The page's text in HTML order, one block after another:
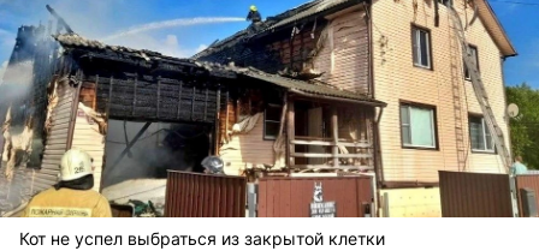
Кот не успел выбраться из закрытой клетки